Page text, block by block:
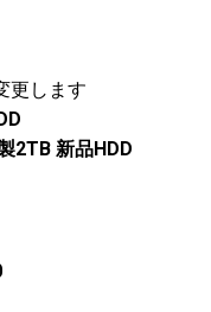
更します
2TB 新品HDD